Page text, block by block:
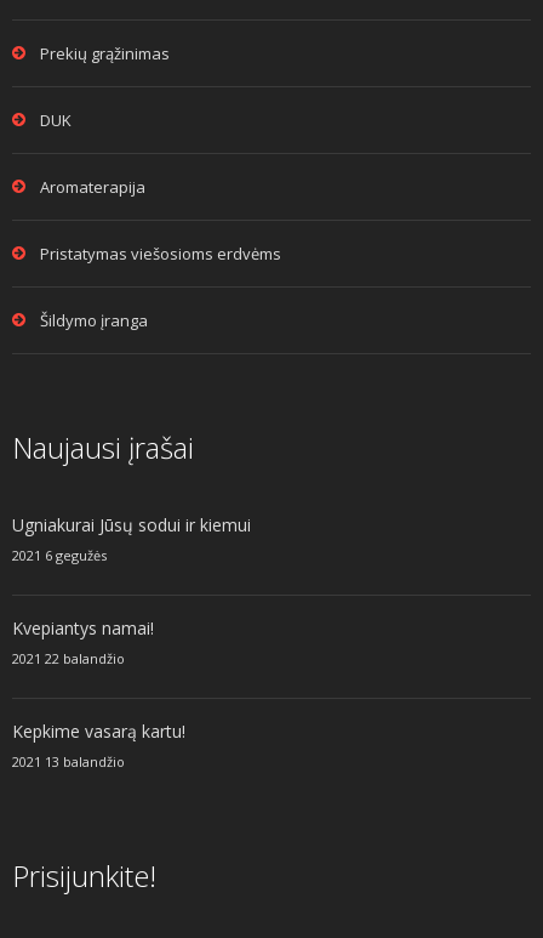
Prekių grąžinimas
DUK
Aromaterapija
Pristatymas viešosioms erdvėms
Šildymo įranga
Naujausi įrašai
Ugniakurai Jūsų sodui ir kiemui
2021 6 gegužės
Kvepiantys namai!
2021 22 balandžio
Kepkime vasarą kartu!
2021 13 balandžio
Prisijunkite!